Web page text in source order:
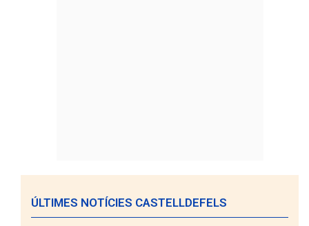
ÚLTIMES NOTÍCIES CASTELLDEFELS